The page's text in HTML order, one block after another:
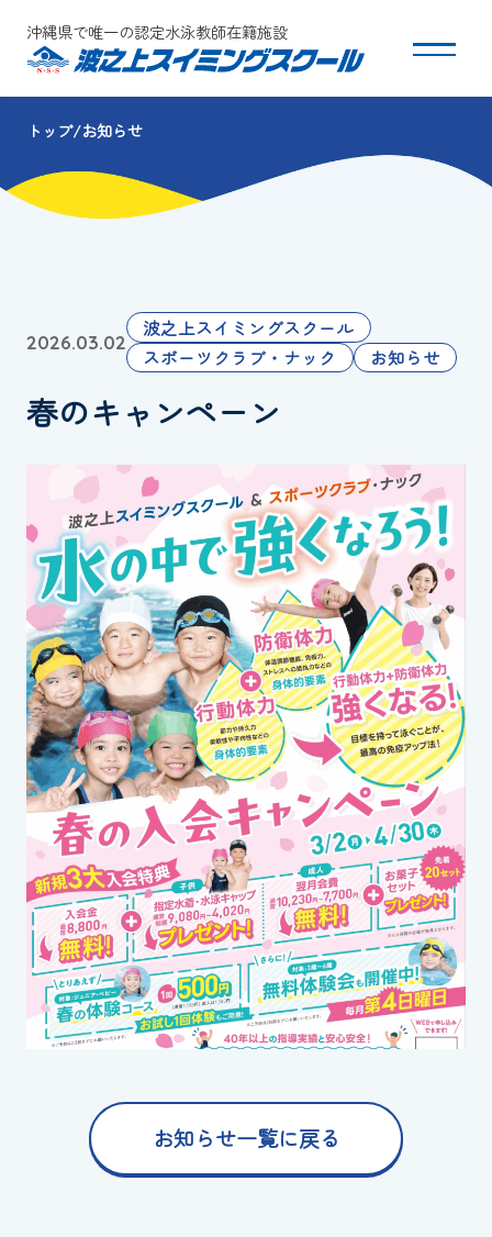
沖縄県で唯一の認定水泳教師在籍施設
スクールについて
コース・クラス紹介
団体会員募集
保護者の方へ
採用情報
お知らせ
カレンダー
波スイタイムズ
お問い合わせ
Tel.098-863-7264
平日 9:00～22:00｜土祝 9:00～21:00
メールでお問い合わせ
スイミングスクールの
体験申し込みはこちら!
トップ お知らせ
2026.03.02
波之上スイミングスクール
スポーツクラブ・ナック
お知らせ
春のキャンペーン
お知らせ一覧に戻る